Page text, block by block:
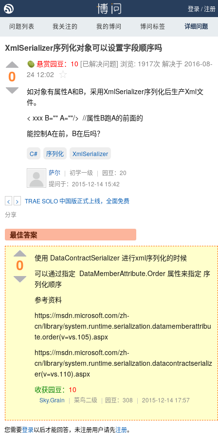
登录/注册
问题列表 我关注的 我的博问 博问标签 详细问题
XmlSerializer序列化对象可以设置字段顺序吗
0
悬赏园豆： 10 [已解决问题] 浏览: 1917次 解决于 2016-08-
24 12:02
如对象有属性A和B，采用XmlSerializer序列化后生产Xml文
件。
< xxx B="" A=""/> //属性B跑A的前面的
能控制A在前，B在后吗？
C# 序列化 XmlSerializer
萨尔 | 初学一级 | 园豆： 20
提问于：2015-12-14 15:42
< >
TRAE SOLO 中国版正式上线，全面免费
分享
最佳答案
0
使用 DataContractSerializer 进行xml序列化的时候
可以通过指定 DataMemberAttribute.Order 属性来指定 序
列化顺序
参考资料
https://msdn.microsoft.com/zh-
cn/library/system.runtime.serialization.datamemberattribu
te.order(v=vs.105).aspx
https://msdn.microsoft.com/zh-
cn/library/system.runtime.serialization.datacontractserializ
er(v=vs.110).aspx
收获园豆： 10
Sky.Grain | 菜鸟二级 | 园豆：308 | 2015-12-14 17:57
您需要登录以后才能回答，未注册用户请先注册。